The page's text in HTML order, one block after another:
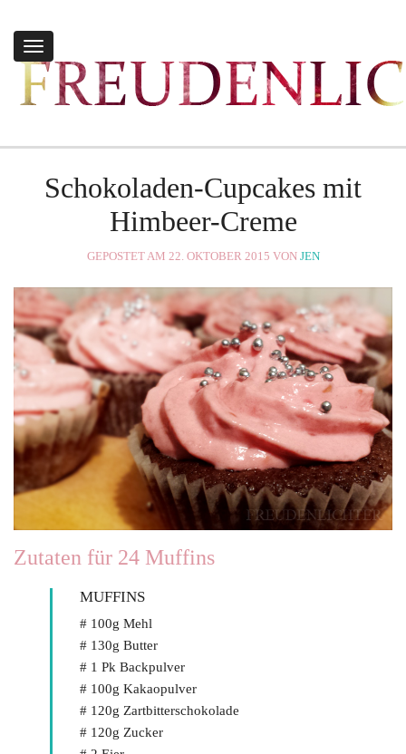
Toggle
navigation
Schokoladen-Cupcakes mit
Himbeer-Creme
GEPOSTET AM 22. OKTOBER 2015 VON JEN
Zutaten für 24 Muffins
MUFFINS
# 100g Mehl
# 130g Butter
# 1 Pk Backpulver
# 100g Kakaopulver
# 120g Zartbitterschokolade
# 120g Zucker